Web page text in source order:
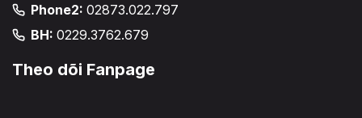
Phone2: 02873.022.797
BH: 0229.3762.679
Theo dõi Fanpage